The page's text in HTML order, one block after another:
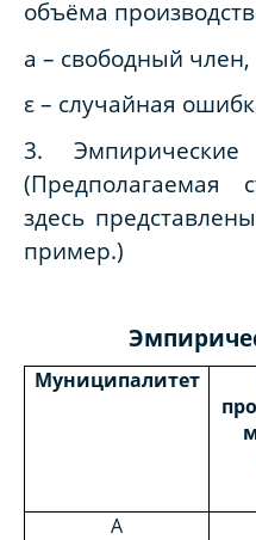
объёма
a – свободный член,
ε – случайная
3.
(Предполагаемая
здесь
пример.)
Муниципалитет
А